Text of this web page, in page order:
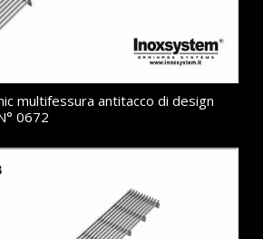
multifessura antitacco di design
0672